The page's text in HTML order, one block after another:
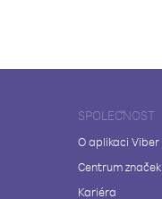
SPOLEČNOST
O aplikaci Viber
Centrum značek
Kariéra